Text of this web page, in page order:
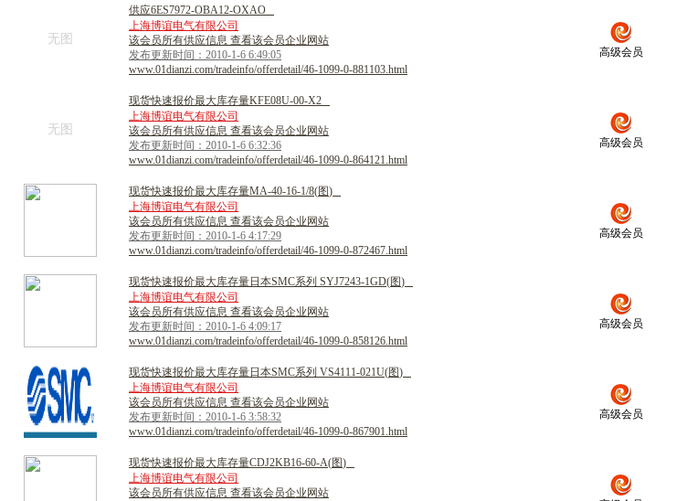
无图
供应6ES7972-OBA12-OXAO
上海博谊电气有限公司
该会员所有供应信息 查看该会员企业网站
发布更新时间：2010-1-6 6:49:05
www.01dianzi.com/tradeinfo/offerdetail/46-1099-0-881103.html
高级会员
无图
现货快速报价最大库存量KFE08U-00-X2
上海博谊电气有限公司
该会员所有供应信息 查看该会员企业网站
发布更新时间：2010-1-6 6:32:36
www.01dianzi.com/tradeinfo/offerdetail/46-1099-0-864121.html
高级会员
现货快速报价最大库存量MA-40-16-1/8(图)
上海博谊电气有限公司
该会员所有供应信息 查看该会员企业网站
发布更新时间：2010-1-6 4:17:29
www.01dianzi.com/tradeinfo/offerdetail/46-1099-0-872467.html
高级会员
现货快速报价最大库存量日 本SMC系列 SYJ7243-1GD(图)
上海博谊电气有限公司
该会员所有供应信息 查看该会员企业网站
发布更新时间：2010-1-6 4:09:17
www.01dianzi.com/tradeinfo/offerdetail/46-1099-0-858126.html
高级会员
现货快速报价最大库存量日 本SMC系列 VS4111-021U(图)
上海博谊电气有限公司
该会员所有供应信息 查看该会员企业网站
发布更新时间：2010-1-6 3:58:32
www.01dianzi.com/tradeinfo/offerdetail/46-1099-0-867901.html
高级会员
现货快速报价最大库存量CDJ2KB16-60-A(图)
上海博谊电气有限公司
该会员所有供应信息 查看该会员企业网站